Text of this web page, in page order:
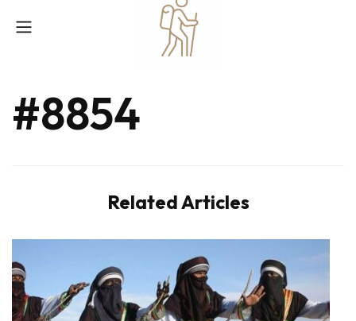
#8854
Related Articles